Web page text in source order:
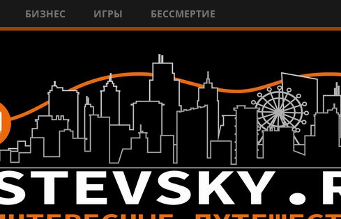
БИЗНЕС ИГРЫ БЕССМЕРТИЕ